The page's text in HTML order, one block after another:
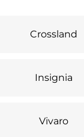
Crossland
Insignia
Vivaro